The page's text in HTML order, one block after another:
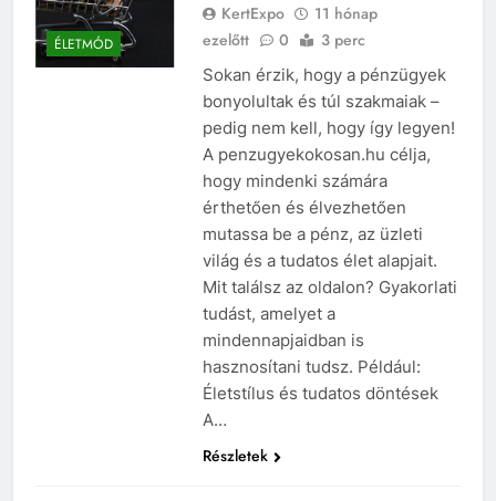
ÉLETMÓD
KertExpo
11 hónap
ezelőtt
0 3 perc
Sokan érzik, hogy a pénzügyek
bonyolultak és túl szakmaiak –
pedig nem kell, hogy így legyen!
A penzugyekokosan.hu célja,
hogy mindenki számára
érthetően és élvezhetően
mutassa be a pénz, az üzleti
világ és a tudatos élet alapjait.
Mit találsz az oldalon? Gyakorlati
tudást, amelyet a
mindennapjaidban is
hasznosítani tudsz. Például:
Életstílus és tudatos döntések
A…
Részletek